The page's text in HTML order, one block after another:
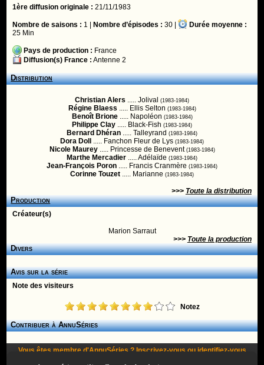
1ère diffusion originale : 21/11/1983
Nombre de saisons : 1 | Nombre d’épisodes : 30 |
Durée moyenne :
25 Min
Pays de production : France
Diffusion(s) France : Antenne 2
Distribution
Christian Alers ..... Jolival (1983-1984)
Régine Blaess ..... Ellis Selton (1983-1984)
Benoît Brione..... Napoléon (1983-1984)
Philippe Clay ..... Black-Fish (1983-1984)
Bernard Dhéran ..... Talleyrand (1983-1984)
Dora Doll ..... Fanchon Fleur de Lys (1983-1984)
Nicole Maurey..... Princesse de Benevent (1983-1984)
Marthe Mercadier ..... Adélaïde (1983-1984)
Jean-François Poron ..... Francis Cranmère (1983-1984)
Corinne Touzet ..... Marianne (1983-1984)
>>> Toute la distribution
Production
Créateur(s)
Marion Sarraut
>>> Toute la production
Divers
Avis sur la série
Note des visiteurs
Notez
Contribuer à AnnuSéries
Vous êtes membre d'AnnuSéries ? Inscrivez-vous ou identifiez-vous